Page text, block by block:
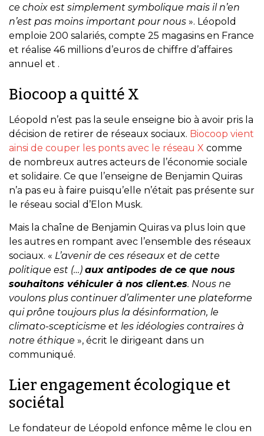
ce choix est simplement symbolique mais il n’en
n’est pas moins important pour nous ». Léopold
emploie 200 salariés, compte 25 magasins en France
et réalise 46 millions d’euros de chiffre d’affaires
annuel et .
Biocoop a quitté X
Léopold n’est pas la seule enseigne bio à avoir pris la
décision de retirer de réseaux sociaux. Biocoop vient
ainsi de couper les ponts avec le réseau X comme
de nombreux autres acteurs de l’économie sociale
et solidaire. Ce que l’enseigne de Benjamin Quiras
n’a pas eu à faire puisqu’elle n’était pas présente sur
le réseau social d’Elon Musk.
Mais la chaîne de Benjamin Quiras va plus loin que
les autres en rompant avec l’ensemble des réseaux
sociaux. « L’avenir de ces réseaux et de cette
politique est (…) aux antipodes de ce que nous
souhaitons véhiculer à nos client.es. Nous ne
voulons plus continuer d’alimenter une plateforme
qui prône toujours plus la désinformation, le
climato-scepticisme et les idéologies contraires à
notre éthique », écrit le dirigeant dans un
communiqué.
Lier engagement écologique et
sociétal
Le fondateur de Léopold enfonce même le clou en